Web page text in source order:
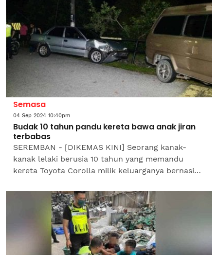
Semasa
04 Sep 2024 10:40pm
Budak 10 tahun pandu kereta bawa anak jiran
terbabas
SEREMBAN - [DIKEMAS KINI] Seorang kanak-
kanak lelaki berusia 10 tahun yang memandu
kereta Toyota Corolla milik keluarganya bernasib
kenderaan yang diparkir di...